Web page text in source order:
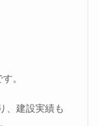
。
、建設実績も